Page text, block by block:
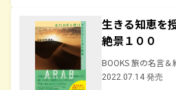
生きる知恵を
絶景１００
BOOKS 旅の名言＆
2022.07.14 発売